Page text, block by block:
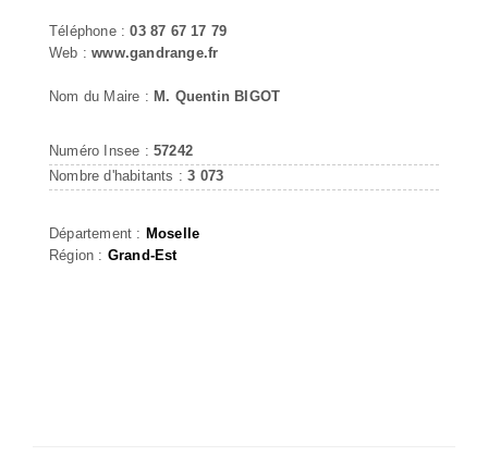
Téléphone :03 87 67 17 79
Web :www.gandrange.fr
Nom du Maire : M. Quentin BIGOT
Numéro Insee : 57242
Nombre d'habitants :3 073
Département : Moselle
Région : Grand-Est